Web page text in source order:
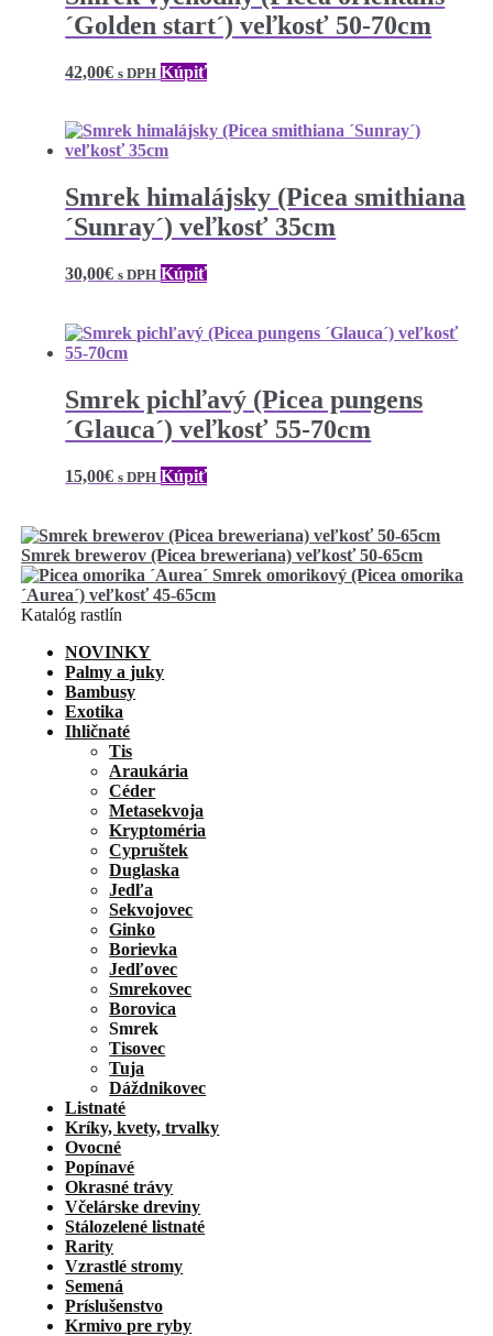
´Golden start´) veľkosť 50-70cm
42,00€ s DPH Kúpiť
Smrek himalájsky (Picea smithiana
´Sunray´) veľkosť 35cm
30,00€ s DPH Kúpiť
Smrek pichľavý (Picea pungens
´Glauca´) veľkosť 55-70cm
15,00€ s DPH Kúpiť
Smrek brewerov (Picea breweriana) veľkosť 50-65cm
Smrek omorikový (Picea omorika
´Aurea´) veľkosť 45-65cm
Katalóg rastlín
NOVINKY
Palmy a juky
Bambusy
Exotika
Ihličnaté
Tis
Araukária
Céder
Metasekvoja
Kryptoméria
Cypruštek
Duglaska
Jedľa
Sekvojovec
Ginko
Borievka
Jedľovec
Smrekovec
Borovica
Smrek
Tisovec
Tuja
Dáždnikovec
Listnaté
Kríky, kvety, trvalky
Ovocné
Popínavé
Okrasné trávy
Včelárske dreviny
Stálozelené listnaté
Rarity
Vzrastlé stromy
Semená
Príslušenstvo
Krmivo pre ryby